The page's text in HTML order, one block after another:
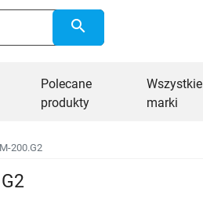
search
Polecane
produkty
Wszystkie
marki
200.G2